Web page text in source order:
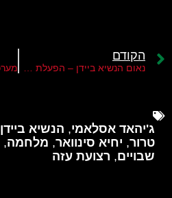
הקודם
ג'יהאד אסלאמי, הנשיא ביידן
טרור, יחיא סינוואר, מלחמה,
שבויים, רצועת עזה